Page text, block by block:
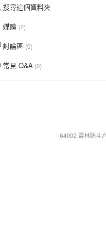
搜尋這個資料夾
媒體 (2)
討論區 (0)
常見 Q&A (0)
64002 雲林縣斗